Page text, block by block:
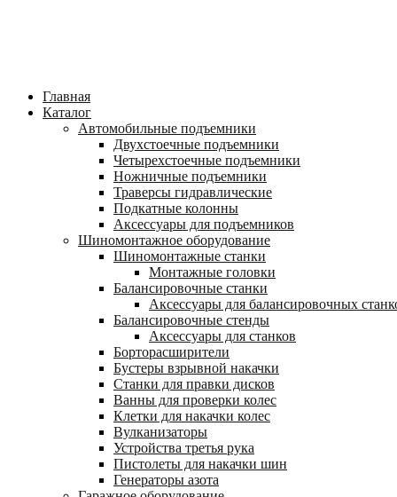
Главная
Каталог
Автомобильные подъемники
Двухстоечные подъемники
Четырехстоечные подъемники
Ножничные подъемники
Траверсы гидравлические
Подкатные колонны
Аксессуары для подъемников
Шиномонтажное оборудование
Шиномонтажные станки
Монтажные головки
Балансировочные станки
Аксессуары для балансировочных
Балансировочные стенды
Аксессуары для станков
Борторасширители
Бустеры взрывной накачки
Станки для правки дисков
Ванны для проверки колес
Клетки для накачки колес
Вулканизаторы
Устройства третья рука
Пистолеты для накачки шин
Генераторы азота